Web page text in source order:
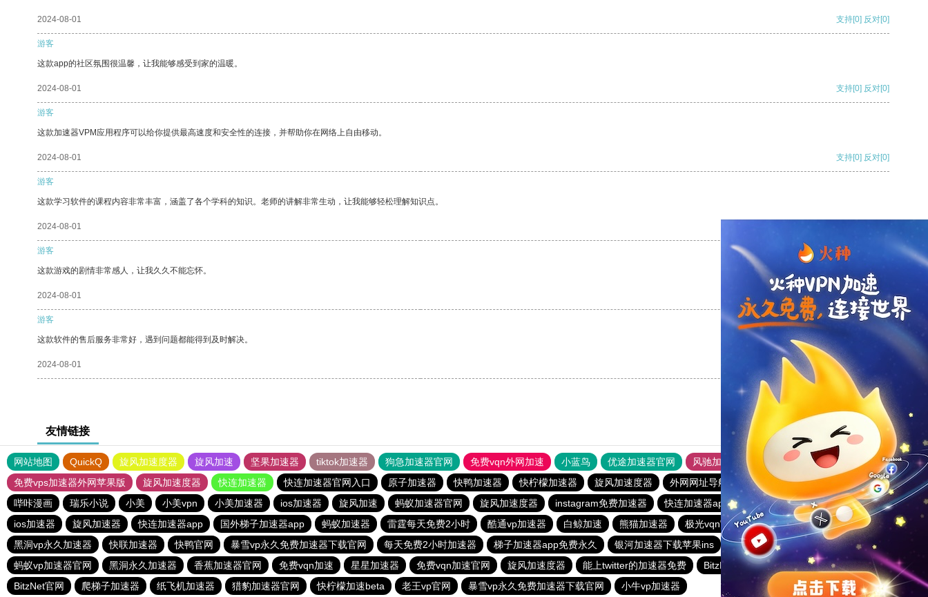
2024-08-01 支持[0] 反对[0]
游客
这款app的社区氛围很温馨，让我能够感受到家的温暖。
2024-08-01 支持[0] 反对[0]
游客
这款加速器VPM应用程序可以给你提供最高速度和安全性的连接，并帮助你在网络上自由移动。
2024-08-01 支持[0] 反对[0]
游客
这款学习软件的课程内容非常丰富，涵盖了各个学科的知识。老师的讲解非常生动，让我能够轻松理解知识点。
2024-08-01
游客
这款游戏的剧情非常感人，让我久久不能忘怀。
2024-08-01 支持 [0] 反对 [0]
游客
这款软件的售后服务非常好，遇到问题都能得到及时解决。
2024-08-01 支持
友情链接
网站地图 QuickQ 旋风加速度器 旋风加速 坚果加速器 tiktok加速器 狗急加速器官网 免费vqn外网加速 小蓝鸟 优途加速器官网 风驰加速器
旋风加速器
免费vps加速器外网苹果版
旋风加速度器 快连加速器 快连加速器官网入口 原子加速器 快鸭加速器 快柠檬加速器 旋风加速度器 外网网址导航 软件中心 雷霆加速
狂飙加速器
哔咔漫画
瑞乐小说 小美 小美vpn 小美加速器 ios加速器 旋风加速 蚂蚁加速器官网 旋风加速度器 instagram免费加速器 快连加速器app 火箭加速器
极光加速器
ios加速器
旋风加速器 快连加速器app 国外梯子加速器app 蚂蚁加速器 雷霆每天免费2小时 酷通vp加速器 白鲸加速 熊猫加速器 极光vqn官网 优途加速器
蓝鲸加速器
黑洞vp永久加速器
快联加速器 快鸭官网 暴雪vp永久免费加速器下载官网 每天免费2小时加速器 梯子加速器app免费永久 银河加速器下载苹果ins 黑洞海外npv加速梯子
雷霆加器速
蚂蚁vp加速器官网
黑洞永久加速器 香蕉加速器官网 免费vqn加速 星星加速器 免费vqn加速官网 旋风加速度器 能上twitter的加速器免费 BitzNet加速器 闪电猫加速器
outline
BitzNet官网
爬梯子加速器 纸飞机加速器 猎豹加速器官网 快柠檬加速beta 老王vp官网 暴雪vp永久免费加速器下载官网 小牛vp加速器